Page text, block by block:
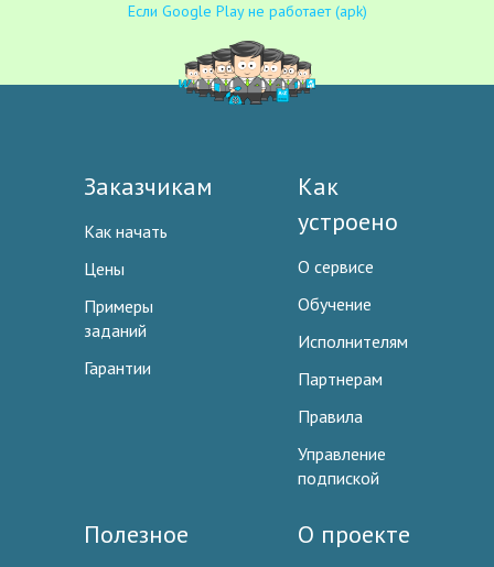
Если Google Play не работает (apk)
Заказчикам
Как начать
Цены
Примеры
заданий
Гарантии
Как
устроено
О сервисе
Обучение
Исполнителям
Партнерам
Правила
Управление
подпиской
Полезное О проекте